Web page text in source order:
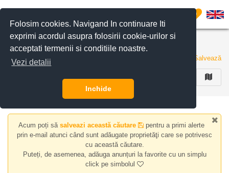
Folosim cookies. Navigand In continuare Iti
exprimi acordul asupra folosirii cookie-urilor si
acceptati termenii si conditiile noastre.
Vezi detalii
Inchide
0
Case/vile de inchiriat zona Ferentari
0 anunturi Salvează
FILTREAZA
Acum poți să salveazi această căutare
pentru a primi alerte
prin e-mail atunci când sunt adăugate proprietăţi care se potrivesc
cu această căutare.
Puteți, de asemenea, adăuga anunțuri la favorite cu un simplu
click pe simbolul